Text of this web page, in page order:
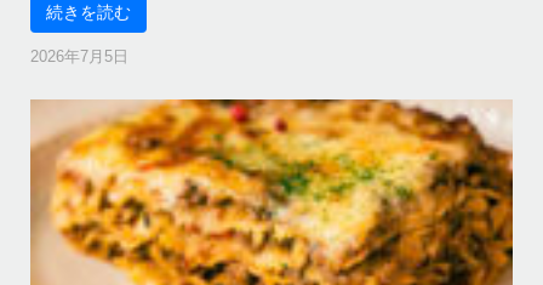
続きを読む
2026年7月5日